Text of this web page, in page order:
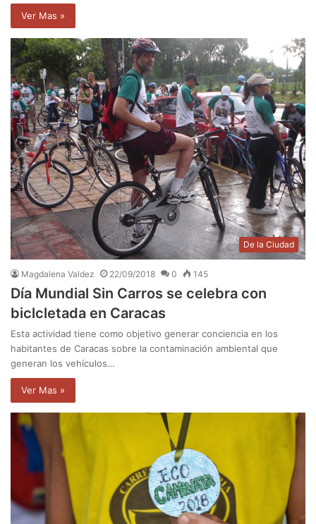
Ver Mas »
De la Ciudad
Magdalena Valdez 22/09/2018 0 145
Día Mundial Sin Carros se celebra con
biclcletada en Caracas
Esta actividad tiene como objetivo generar conciencia en los
habitantes de Caracas sobre la contaminación ambiental que
generan los vehículos…
Ver Mas »